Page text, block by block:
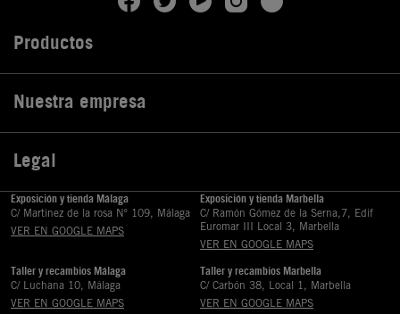
Productos
Nuestra empresa
Legal
Exposición y tienda Málaga
C/ Martinez de la rosa Nº 109, Málaga
VER EN GOOGLE MAPS
Exposición y tienda Marbella
C/ Ramón Gómez de la Serna,7, Edif
Euromar III Local 3, Marbella
VER EN GOOGLE MAPS
Taller y recambios Málaga
C/ Luchana 10, Málaga
VER EN GOOGLE MAPS
Taller y recambios Marbella
C/ Carbón 38, Local 1, Marbella
VER EN GOOGLE MAPS